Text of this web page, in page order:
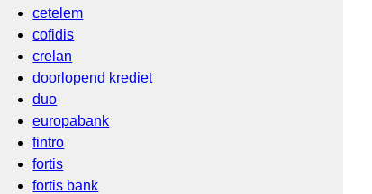
cetelem
cofidis
crelan
doorlopend krediet
duo
europabank
fintro
fortis
fortis bank